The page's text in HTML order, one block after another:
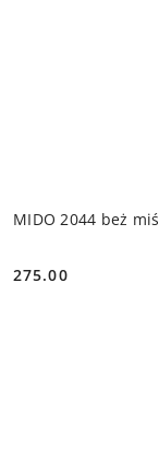
MIDO 2044 beż miś
Cena:
275.00